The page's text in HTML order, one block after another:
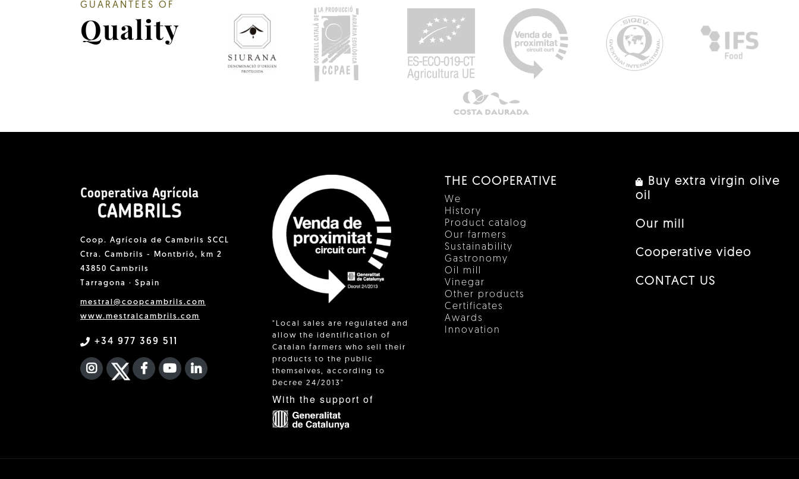
GUARANTEES OF
Quality
Coop. Agrícola de Cambrils SCCL
Ctra. Cambrils - Montbrió, km 2
43850 Cambrils
Tarragona · Spain
mestral@coopcambrils.com
www.mestralcambrils.com
+34 977 369 511
INSTAGRAM
TWITTER
FACEBOOK F
YOUTUBEFA LINKEDIN IN
"Local sales are regulated and
allow the identification of
Catalan farmers who sell their
products to the public
themselves, according to
Decree 24/2013"
With the support of
THE COOPERATIVE
We
History
Product catalog
Our farmers
Sustainability
Gastronomy
Oil mill
Vinegar
Other products
Certificates
Awards
Innovation
Buy extra virgin olive
oil
Our mill
Cooperative video
CONTACT US